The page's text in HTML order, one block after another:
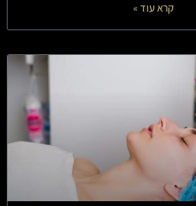
קרא עוד »